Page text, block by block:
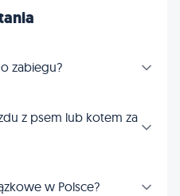
zabiegu?
z psem lub kotem za
w Polsce?